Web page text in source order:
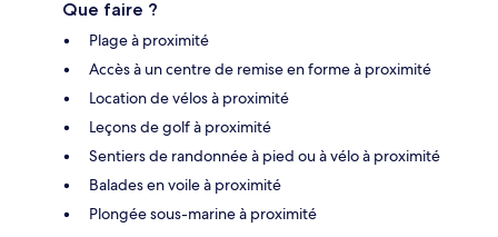
Que faire ?
Plage à proximité
Accès à un centre de remise en forme à proximité
Location de vélos à proximité
Leçons de golf à proximité
Sentiers de randonnée à pied ou à vélo à proximité
Balades en voile à proximité
Plongée sous-marine à proximité